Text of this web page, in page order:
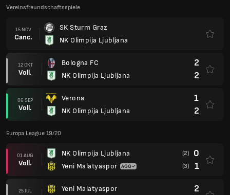
Vereinsfreundschaftsspiele
15 NOV
Canc.
SK Sturm Graz
NK Olimpija Ljubljana
12 OKT
Voll.
Bologna FC
NK Olimpija Ljubljana
2
2
06 SEP
Voll.
Verona
NK Olimpija Ljubljana
1
2
Europa League 19/20
01 AUG
Voll.
NK Olimpija Ljubljana
Yeni Malatyaspor
(2) 0
(3) 1
25 JUL Yeni Malatyaspor 2